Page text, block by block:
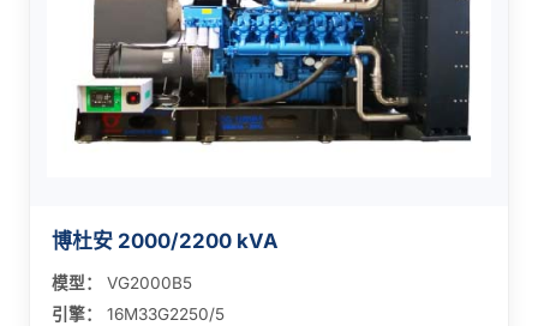
博杜安 2000/2200 kVA
模型：
VG2000B5
引擎：
16M33G2250/5